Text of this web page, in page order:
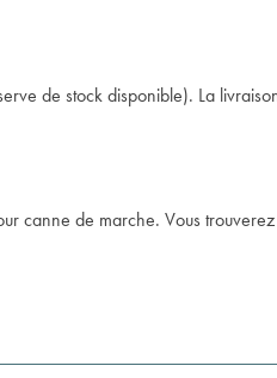
de stock disponible). La
canne de marche. Vous